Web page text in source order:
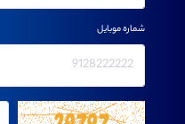
شماره موبایل